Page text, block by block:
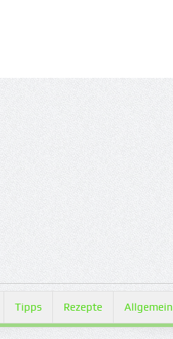
Tipps Rezepte Allgemein